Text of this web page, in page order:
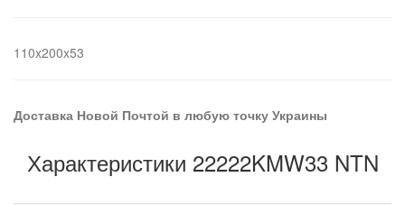
110x200x53
Доставка Новой Почтой в любую точку Украины
Характеристики 22222KMW33 NTN